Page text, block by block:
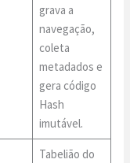
grava a
navegação,
coleta
metadados e
gera código
Hash
imutável.
Tabelião do